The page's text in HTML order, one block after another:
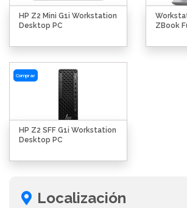
HP Z2 Mini G1i Workstation
Desktop PC
ZBook
Comprar
HP Z2 SFF G1i Workstation
Desktop PC
Localización